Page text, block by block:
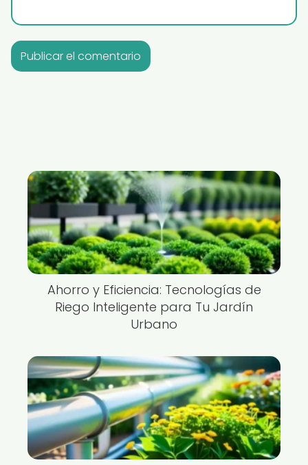
Ahorro y Eficiencia: Tecnologías de
Riego Inteligente para Tu Jardín
Urbano